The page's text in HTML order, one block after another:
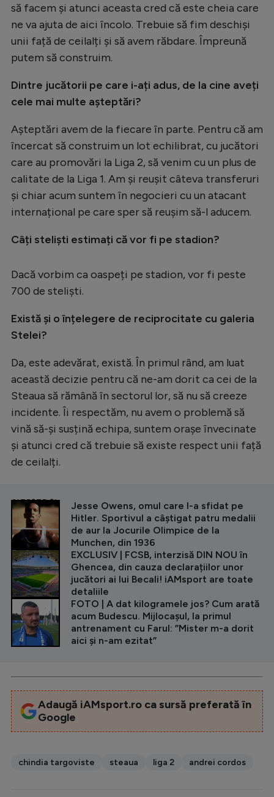
să facem și atunci aceasta cred că este cheia care
ne va ajuta de aici încolo. Trebuie să fim deschiși
unii față de ceilalți și să avem răbdare. Împreună
putem să construim.
Dintre jucătorii pe care i-ați adus, de la cine aveți
cele mai multe așteptări?
Așteptări avem de la fiecare în parte. Pentru că am
încercat să construim un lot echilibrat, cu jucători
care au promovări la Liga 2, să venim cu un plus de
calitate de la Liga 1. Am și reușit câteva transferuri
și chiar acum suntem în negocieri cu un atacant
internațional pe care sper să reușim să-l aducem.
Câți steliști estimați că vor fi pe stadion?
Dacă vorbim ca oaspeți pe stadion, vor fi peste
700 de steliști.
Există și o înțelegere de reciprocitate cu galeria
Stelei?
Da, este adevărat, există. În primul rând, am luat
această decizie pentru că ne-am dorit ca cei de la
Steaua să rămână în sectorul lor, să nu să creeze
incidente. Îi respectăm, nu avem o problemă să
vină să-și susțină echipa, suntem orașe învecinate
și atunci cred că trebuie să existe respect unii față
de ceilalți.
CITEȘTE ȘI
Jesse Owens, omul care l-a sfidat pe
Hitler. Sportivul a câștigat patru medalii
de aur la Jocurile Olimpice de la
Munchen, din 1936
EXCLUSIV | FCSB, interzisă DIN NOU în
Ghencea, din cauza declarațiilor unor
jucători ai lui Becali! iAMsport are toate
detaliile
FOTO | A dat kilogramele jos? Cum arată
acum Budescu. Mijlocașul, la primul
antrenament cu Farul: ”Mister m-a dorit
aici și n-am ezitat”
Adaugă iAMsport.ro ca sursă preferată în
Google
chindia targoviste steaua liga 2 andrei cordos